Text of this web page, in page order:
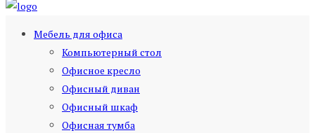
Мебель для офиса
Компьютерный стол
Офисное кресло
Офисный диван
Офисный шкаф
Офисная тумба